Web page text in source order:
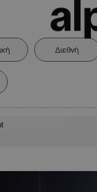
Διεθνή